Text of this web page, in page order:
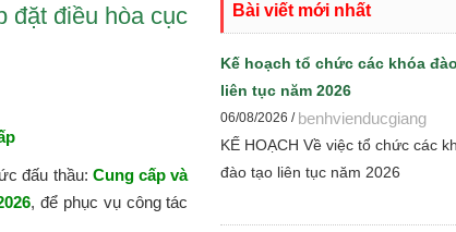
đặt điều hòa cục
đấu thầu: Cung cấp và
6, để phục vụ công tác
Bài viết mới nhất
Kế hoạch tổ chức các khóa
liên tục năm 2026
06/08/2026 / benhvienducgiang
KẾ HOẠCH Về việc tổ chức các
đào tạo liên tục năm 2026